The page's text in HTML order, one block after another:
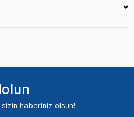
haberiniz olsun!